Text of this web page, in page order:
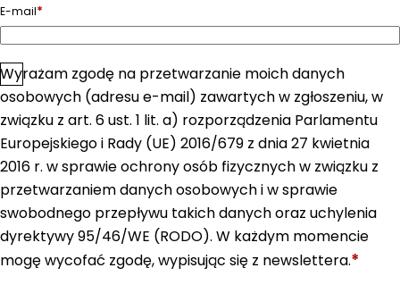
E-mail*
Zgoda*
Wyrażam zgodę na przetwarzanie moich danych
osobowych (adresu e-mail) zawartych w zgłoszeniu, w
związku z art. 6 ust. 1 lit. a) rozporządzenia Parlamentu
Europejskiego i Rady (UE) 2016/679 z dnia 27 kwietnia
2016 r. w sprawie ochrony osób fizycznych w związku z
przetwarzaniem danych osobowych i w sprawie
swobodnego przepływu takich danych oraz uchylenia
dyrektywy 95/46/WE (RODO). W każdym momencie
mogę wycofać zgodę, wypisując się z newslettera.*